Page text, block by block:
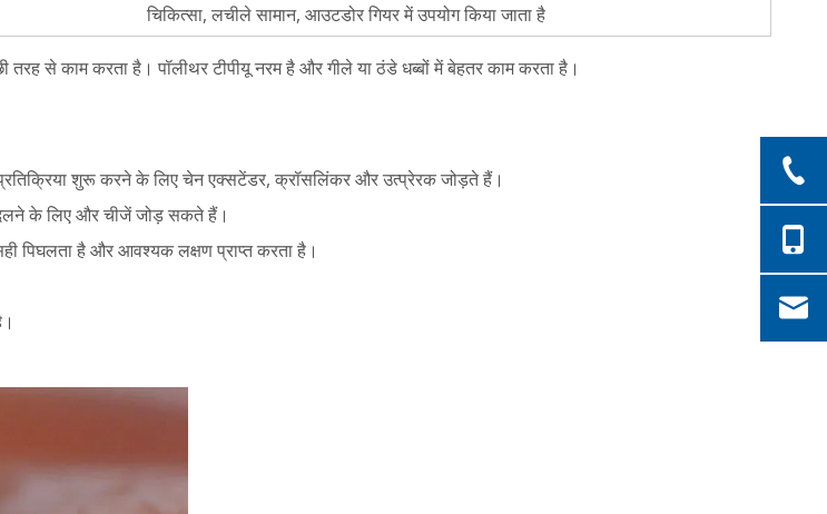
चिकित्सा, लचीले सामान, आउटडोर गियर में उपयोग किया जाता है
से काम करता है। पॉलीथर टीपीयू नरम है और गीले या ठंडे धब्बों में बेहतर काम करता है।
शुरू करने के लिए चेन एक्सटेंडर, क्रॉसलिंकर और उत्प्रेरक जोड़ते हैं।
के लिए और चीजें जोड़ सकते हैं।
पिघलता है और आवश्यक लक्षण प्राप्त करता है।